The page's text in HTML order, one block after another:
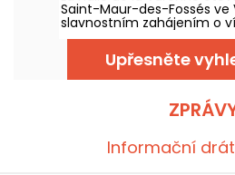
Saint-Maur-des-Fossés ve
slavnostním zahájením o
května 2026, po několika
Zrenovovaný gurmánský
prohlédnutí v premiéře již
dubna 2026 za minimální
Upřesněte
Informační drát